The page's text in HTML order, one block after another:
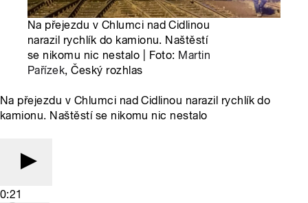
Na přejezdu v Chlumci nad Cidlinou
narazil rychlík do kamionu. Naštěstí
se nikomu nic nestalo | Foto: Martin
Pařízek, Český rozhlas
Na přejezdu v Chlumci nad Cidlinou narazil rychlík do
kamionu. Naštěstí se nikomu nic nestalo
0:21